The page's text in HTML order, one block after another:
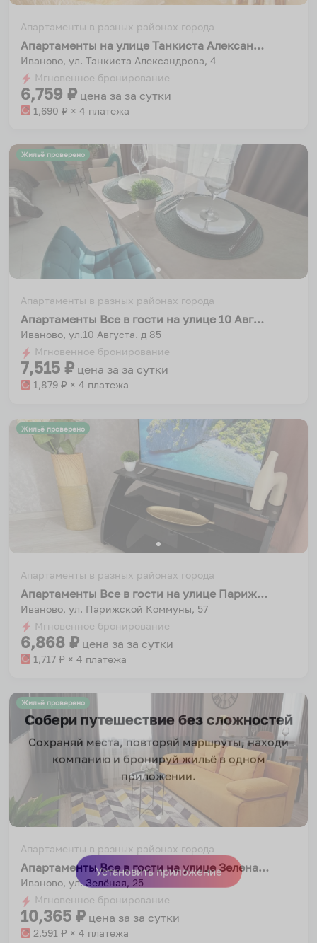
Апартаменты в разных районах города
Апартаменты на улице Танкиста Александрова 4
Иваново, ул. Танкиста Александрова, 4
Мгновенное бронирование
6,759 ₽ цена за за сутки
1,690 ₽ × 4 платежа
Жильё проверено
Апартаменты в разных районах города
Апартаменты Все в гости на улице 10 Августа 85
Иваново, ул.10 Августа. д 85
Мгновенное бронирование
7,515 ₽ цена за за сутки
1,879 ₽ × 4 платежа
Жильё проверено
Апартаменты в разных районах города
Апартаменты Все в гости на улице Парижской Коммуны 57
Иваново, ул. Парижской Коммуны, 57
Мгновенное бронирование
6,868 ₽ цена за за сутки
1,717 ₽ × 4 платежа
Жильё проверено
Апартаменты в разных районах города
Апартаменты Все в гости на улице Зеленая 25
Иваново, ул. Зелёная, 25
Мгновенное бронирование
10,365 ₽ цена за за сутки
2,591 ₽ × 4 платежа
Собери путешествие без сложностей
Сохраняй места, повторяй маршруты, находи
компанию и бронируй жильё в одном
приложении.
Установить приложение